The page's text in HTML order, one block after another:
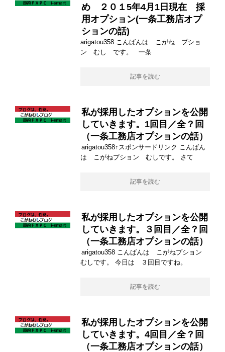
め ２０１5年4月1日現在 採
用オプション(一条工務店オプ
ションの話)
arigatou358 こんばんは こがね プショ
ン むし です。 一条
記事を読む
私が採用したオプションを公開
していきます。1回目／全？回
（一条工務店オプションの話）
arigatou358↑スポンサードリンク こんばん
は こがねプション むしです。 さて
記事を読む
私が採用したオプションを公開
していきます。３回目／全？回
（一条工務店オプションの話）
arigatou358 こんばんは こがねプション
むしです。 今日は ３回目ですね。
記事を読む
私が採用したオプションを公開
していきます。4回目／全？回
（一条工務店オプションの話）